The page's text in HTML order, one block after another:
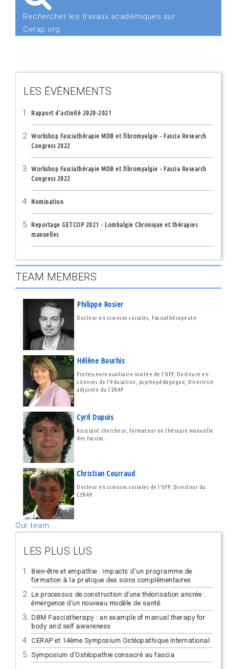
Rechercher les travaux académiques sur
Cerap.org
LES ÉVÈNEMENTS
Rapport d'activité 2020-2021
Workshop Fasciathérapie MDB et fibromyalgie - Fascia Research
Congress 2022
Workshop Fasciathérapie MDB et fibromyalgie - Fascia Research
Congress 2022
Nomination
Reportage GETCOP 2021 - Lombalgie Chronique et thérapies
manuelles
TEAM MEMBERS
Philippe Rosier
Docteur en sciences sociales, Fasciathérapeute
Hélène Bourhis
Professeure auxiliaire invitée de l'UFP, Docteure en
sciences de l'éducation, psychopédagogue, Directrice
adjointe du CERAP
Cyril Dupuis
Assistant chercheur, formateur en thérapie manuelle
des fascias.
Christian Courraud
Docteur en sciences sociales de l'UFP, Directeur du
CERAP.
Our team...
LES PLUS LUS
Bien-être et empathie : impacts d'un programme de
formation à la pratique des soins complémentaires
Le processus de construction d’une théorisation ancrée :
émergence d’un nouveau modèle de santé
DBM Fasciatherapy : an example of manual therapy for
body and self awareness
CERAP et 14ème Symposium Ostéopathique International
Symposium d’Ostéopathie consacré au fascia